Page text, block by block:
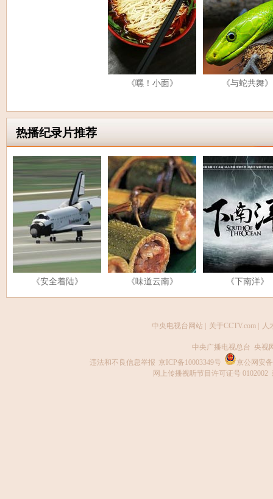
《嘿！小面》 《与蛇共舞》
热播纪录片推荐
《安全着陆》 《味道云南》 《下南洋》
中央电视台网站 关于CCTV.com 人
中央广播电视总台 央视
违法和不良信息举报 京ICP备10003349号
京公网安
网上传播视听节目许可证号 0102002